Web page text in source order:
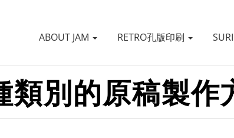
ABOUT JAM RETRO孔版印刷
類別的原稿製作